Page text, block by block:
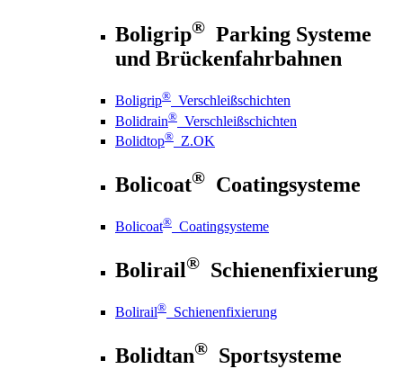
Boligrip® Parking Systeme
und Brückenfahrbahnen
Boligrip® Verschleißschichten
Bolidrain® Verschleißschichten
Bolidtop® Z.OK
Bolicoat® Coatingsysteme
Bolicoat® Coatingsysteme
Bolirail® Schienenfixierung
Bolirail® Schienenfixierung
Bolidtan® Sportsysteme